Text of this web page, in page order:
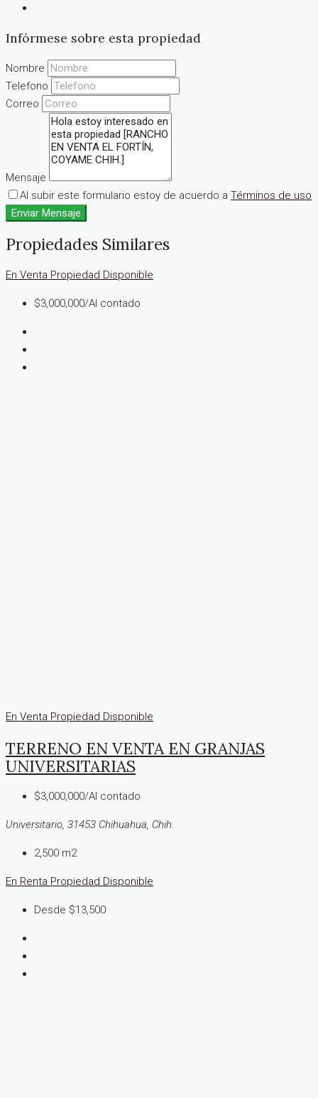
Infórmese sobre esta propiedad
Nombre
Telefono
Correo
Mensaje
Al subir este formulario estoy de acuerdo a Términos de uso
Enviar Mensaje
Propiedades Similares
En Venta Propiedad Disponible
$3,000,000/Al contado
En Venta Propiedad Disponible
TERRENO EN VENTA EN GRANJAS
UNIVERSITARIAS
$3,000,000/Al contado
Universitario, 31453 Chihuahua, Chih.
2,500 m2
En Renta Propiedad Disponible
Desde $13,500